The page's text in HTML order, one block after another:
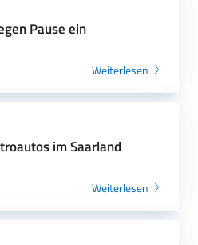
Pause ein
Weiterlesen
im Saarland
Weiterlesen